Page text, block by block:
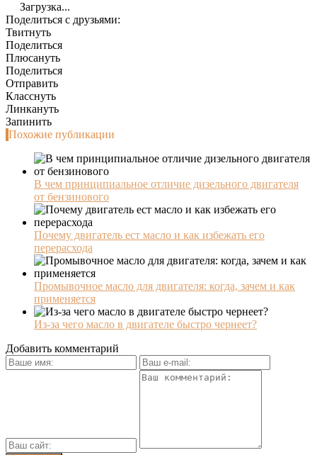
Загрузка...
Поделиться с друзьями:
Твитнуть
Поделиться
Плюсануть
Поделиться
Отправить
Класснуть
Линкануть
Запинить
Похожие публикации
В чем принципиальное отличие дизельного двигателя
от бензинового
Почему двигатель ест масло и как избежать его
перерасхода
Промывочное масло для двигателя: когда, зачем и как
применяется
Из-за чего масло в двигателе быстро чернеет?
Добавить комментарий